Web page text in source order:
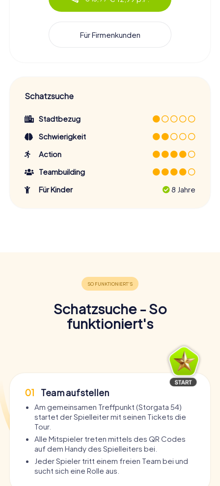
Für Firmenkunden
Schatzsuche
Stadtbezug
Schwierigkeit
Action
Teambuilding
Für Kinder
8 Jahre
Schatzsuche - So
funktioniert's
01 Team aufstellen
Am gemeinsamen Treffpunkt (Storgata 54)
startet der Spielleiter mit seinen Tickets die
Tour.
Alle Mitspieler treten mittels des QR Codes
auf dem Handy des Spielleiters bei.
Jeder Spieler tritt einem freien Team bei und
sucht sich eine Rolle aus.